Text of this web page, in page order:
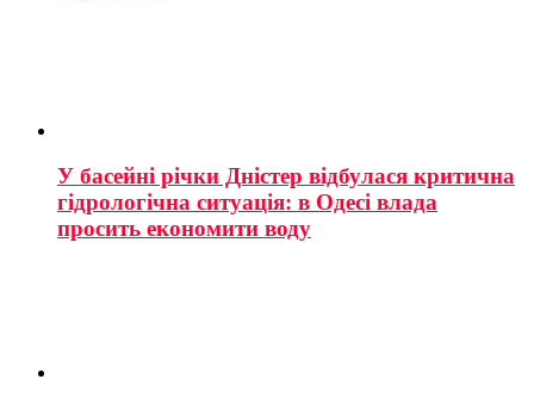
У басейні річки Дністер відбулася критична
гідрологічна ситуація: в Одесі влада
просить економити воду